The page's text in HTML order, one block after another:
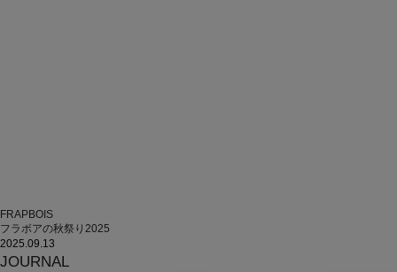
FRAPBOIS
フラボアの秋祭り2025
2025.09.13
JOURNAL